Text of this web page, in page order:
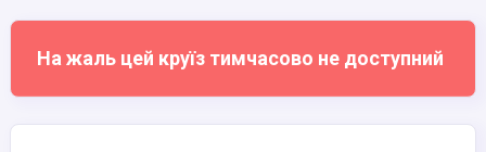
На жаль цей круїз тимчасово не доступний